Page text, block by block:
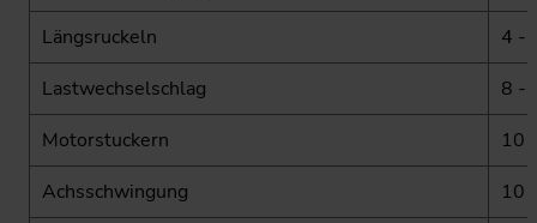
Längsruckeln
4 -
Lastwechselschlag
8 -
Motorstuckern
10
Achsschwingung
10